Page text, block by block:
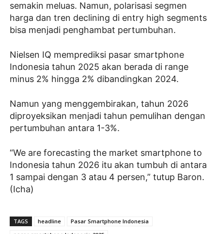
semakin meluas. Namun, polarisasi segmen
harga dan tren declining di entry high segments
bisa menjadi penghambat pertumbuhan.
Nielsen IQ memprediksi pasar smartphone
Indonesia tahun 2025 akan berada di range
minus 2% hingga 2% dibandingkan 2024.
Namun yang menggembirakan, tahun 2026
diproyeksikan menjadi tahun pemulihan dengan
pertumbuhan antara 1-3%.
“We are forecasting the market smartphone to
Indonesia tahun 2026 itu akan tumbuh di antara
1 sampai dengan 3 atau 4 persen,” tutup Baron.
(Icha)
TAGS headline
Pasar Smartphone Indonesia